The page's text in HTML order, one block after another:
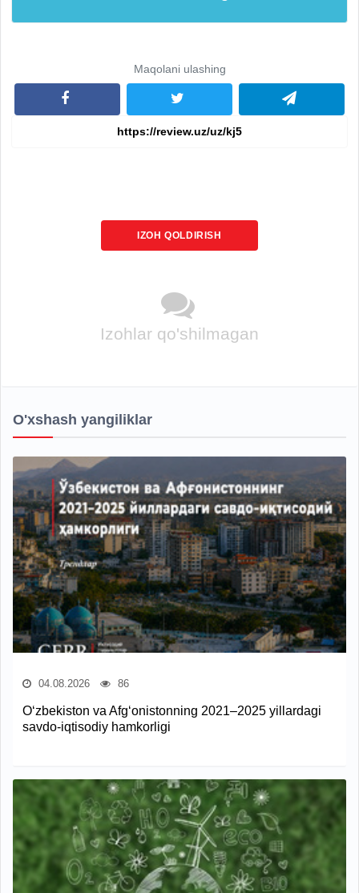
Maqolani ulashing
IZOH QOLDIRISH
Izohlar qo'shilmagan
O'xshash yangiliklar
04.08.2026 86
O‘zbekiston va Afg‘onistonning 2021–2025 yillardagi
savdo-iqtisodiy hamkorligi